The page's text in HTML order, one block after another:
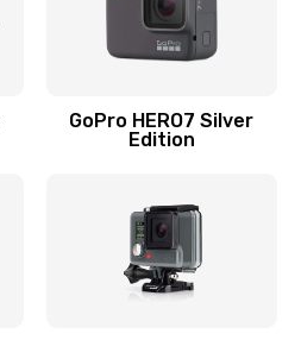
GoPro HERO7 Silver
Edition